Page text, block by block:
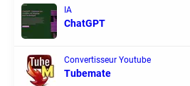
IA
ChatGPT
Convertisseur Youtube
Tubemate